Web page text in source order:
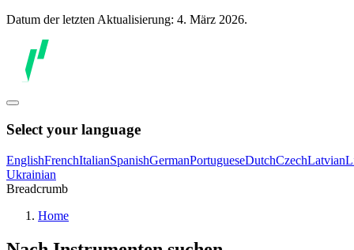
Datum der letzten Aktualisierung: 4. März 2026.
Select your language
EnglishFrenchItalianSpanishGermanPortugueseDutchCzechLatvian
Ukrainian
Breadcrumb
Home